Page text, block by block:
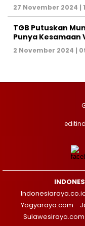
27 November 2024 |
TGB Putuskan
Punya Kesamaan
2 November 2024 |
Yogyaraya.com
Sulawesiraya.com